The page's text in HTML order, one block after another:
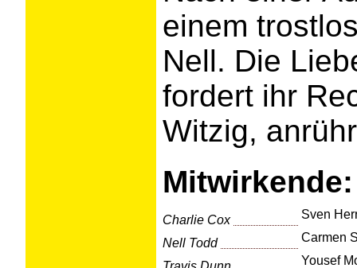
einem
Nell. Die
fordert ihr
Witzig,
Mitwirkende:
Charlie Cox Sven
Nell Todd Carmen
Yousef